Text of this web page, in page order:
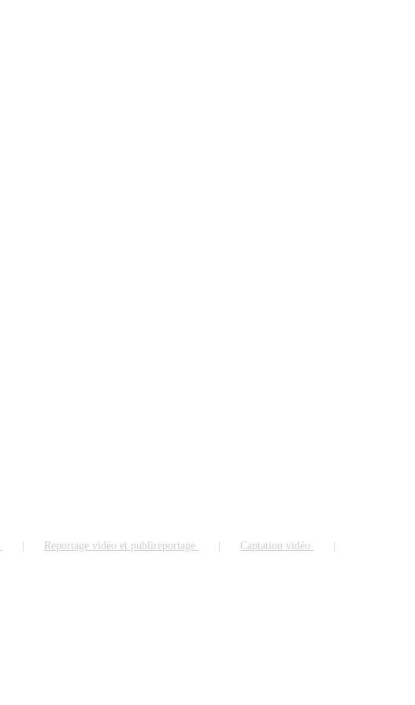
Reportage vidéo et publireportage
Captation vidéo